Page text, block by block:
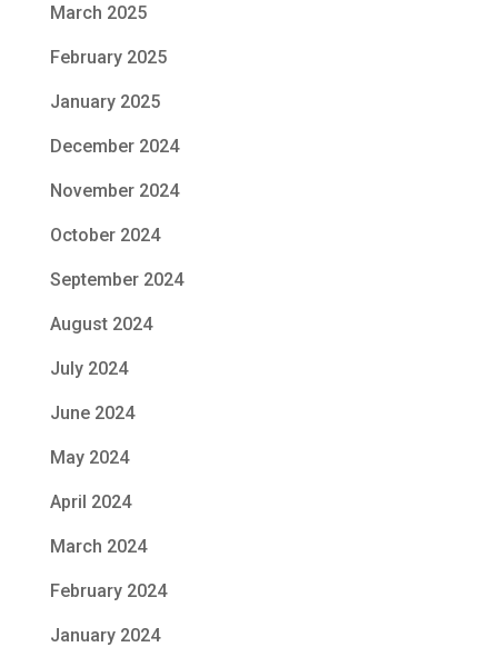
March 2025
February 2025
January 2025
December 2024
November 2024
October 2024
September 2024
August 2024
July 2024
June 2024
May 2024
April 2024
March 2024
February 2024
January 2024